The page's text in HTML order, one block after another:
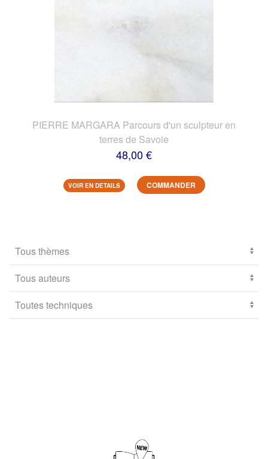
PIERRE MARGARA Parcours d'un sculpteur en
terres de Savoie
48,00 €
VOIR EN DETAILS COMMANDER